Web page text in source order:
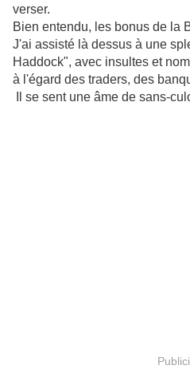
verser.
Bien entendu, les bonus de la
J'ai assisté là dessus à une
Haddock", avec insultes et
à l'égard des traders, des
Il se sent une âme de sans-